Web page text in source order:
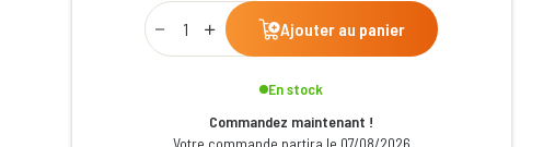
Qty
Ajouter au panier
En stock
Commandez maintenant !
Votre commande partira le 07/08/2026